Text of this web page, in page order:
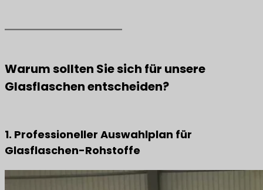
Warum sollten Sie sich für unsere
Glasflaschen entscheiden?
1. Professioneller Auswahlplan für
Glasflaschen-Rohstoffe